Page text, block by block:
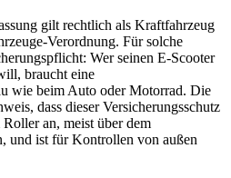
gilt rechtlich als Kraftfahrzeug
Verordnung. Für solche
Wer seinen E-Scooter
braucht eine
wie beim Auto oder Motorrad. Die
dass dieser Versicherungsschutz
an, meist über dem
und ist für Kontrollen von außen